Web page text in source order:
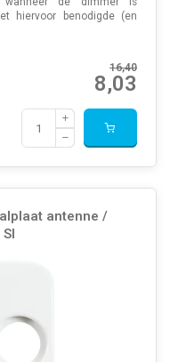
hiervoor benodigde (en
16,40
8,03
antenne /